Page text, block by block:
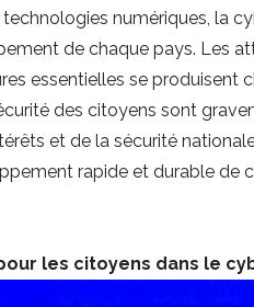
numériques, la
de chaque pays. Les
essentielles se produisent
des citoyens sont
et de la sécurité
rapide et durable de
les citoyens dans le